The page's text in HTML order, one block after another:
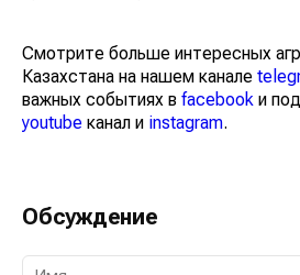
Смотрите больше интересных
Казахстана на нашем канале
важных событиях в facebook и
youtube канал и instagram.
Обсуждение